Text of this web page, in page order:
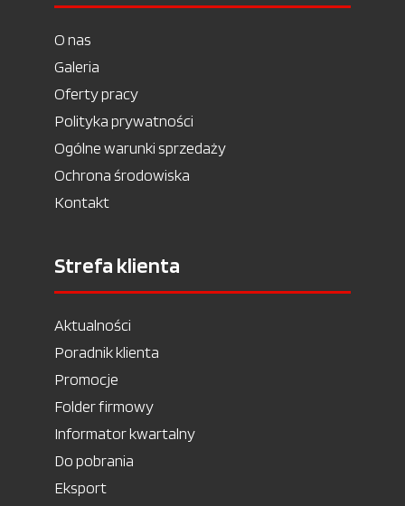
O nas
Galeria
Oferty pracy
Polityka prywatności
Ogólne warunki sprzedaży
Ochrona środowiska
Kontakt
Strefa klienta
Aktualności
Poradnik klienta
Promocje
Folder firmowy
Informator kwartalny
Do pobrania
Eksport